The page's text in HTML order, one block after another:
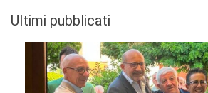
Ultimi pubblicati